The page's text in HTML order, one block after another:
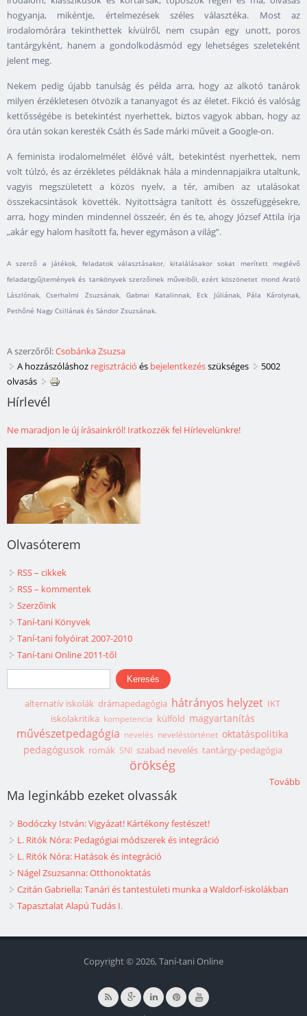
hogyanja, mikéntje, értelmezések széles választéka. Most az
irodalomórára tekinthettek kívülről, nem csupán egy unott, poros
tantárgyként, hanem a gondolkodásmód egy lehetséges szeleteként
jelent meg.
Nekem pedig újabb tanulság és példa arra, hogy az alkotó tanárok
milyen érzékletesen ötvözik a tananyagot és az életet. Fikció és valóság
kettősségébe is betekintést nyerhettek, biztos vagyok abban, hogy az
óra után sokan keresték Csáth és Sade márki műveit a Google-on.
A feminista irodalomelmélet élővé vált, betekintést nyerhettek, nem
volt túlzó, és az érzékletes példáknak hála a mindennapjaikra utaltunk,
vagyis megszületett a közös nyelv, a tér, amiben az utalásokat
összekacsintások követték. Nyitottságra tanított és összefüggésekre,
arra, hogy minden mindennel összeér, én és te, ahogy József Attila írja
„akár egy halom hasított fa, hever egymáson a világ”.
A szerző a játékok, feladatok választásakor, kitalálásakor sokat merített meglévő
feladatgyűjtemények és tankönyvek szerzőinek műveiből, ezért köszönetet mond Arató
Lászlónak, Cserhalmi Zsuzsának, Gabnai Katalinnak, Eck Júliának, Pála Károlynak,
Pethőné Nagy Csillának és Sándor Zsuzsának.
A szerzőről:Csobánka Zsuzsa
A hozzászóláshoz regisztráció és bejelentkezésszükséges
5002
olvasás
Hírlevél
Ne maradjon le új írásainkról! Iratkozzék fel Hírlevelünkre!
Olvasóterem
RSS – cikkek
RSS – kommentek
Szerzőink
Taní-tani Könyvek
Taní-tani folyóirat 2007-2010
Taní-tani Online 2011-től
Keresés űrlap
Keresés
alternatív iskolák drámapedagógia hátrányos helyzet IKT
iskolakritika kompetencia külföld magyartanítás
művészetpedagógia nevelés neveléstörténet oktatáspolitika
pedagógusok romák SNI szabad nevelés tantárgy-pedagógia
örökség
Tovább
Ma leginkább ezeket olvassák
Bodóczky István: Vigyázat! Kártékony festészet!
L. Ritók Nóra: Pedagógiai módszerek és integráció
L. Ritók Nóra: Hatások és integráció
Nágel Zsuzsanna: Otthonoktatás
Czitán Gabriella: Tanári és tantestületi munka a Waldorf-iskolákban
Tapasztalat Alapú Tudás I.
Copyright © 2026, Taní-tani Online